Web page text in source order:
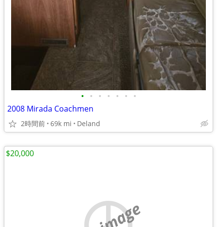
• • • • • • •
2008 Mirada Coachmen
2時間前 69k mi Deland
$20,000